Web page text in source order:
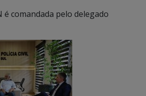
é comandada pelo delegado